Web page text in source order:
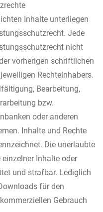
Inhalte unterliegen
Jede
nicht
vorherigen schriftlichen
Rechteinhabers.
Bearbeitung,
bzw.
oder anderen
Inhalte und Rechte
Die unerlaubte
Inhalte oder
und strafbar. Lediglich
für den
Gebrauch